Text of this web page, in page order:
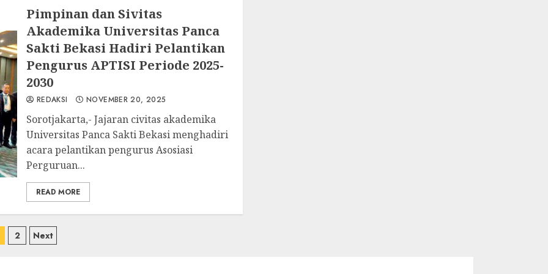
Pimpinan dan Sivitas
Akademika Universitas Panca
Sakti Bekasi Hadiri Pelantikan
Pengurus APTISI Periode 2025-
2030
REDAKSI NOVEMBER 20, 2025
Sorotjakarta,- Jajaran civitas akademika
Universitas Panca Sakti Bekasi menghadiri
acara pelantikan pengurus Asosiasi
Perguruan...
READ MORE
2 Next